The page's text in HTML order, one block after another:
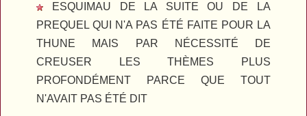
ESQUIMAU DE LA SUITE OU DE LA
PREQUEL QUI N'A PAS ÉTÉ FAITE POUR LA
THUNE MAIS PAR NÉCESSITÉ DE
CREUSER LES THÈMES PLUS
PROFONDÉMENT PARCE QUE TOUT
N'AVAIT PAS ÉTÉ DIT